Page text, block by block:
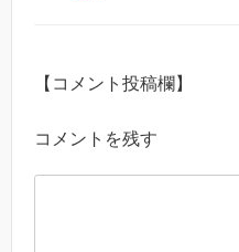
【コメント投稿欄】
コメントを残す